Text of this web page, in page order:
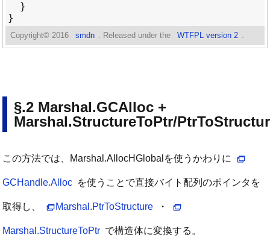
Copyright© 2016 smdn . Released under the WTFPL version 2
Marshal.GCAlloc +
Marshal.StructureToPtr/
この方法では、Marshal.AllocHGlobalを使うかわりに
GCHandle.Alloc を使うことで直接バイト配列のポインタを
取得し、 Marshal.PtrToStructure ・
Marshal.StructureToPtr で構造体に変換する。